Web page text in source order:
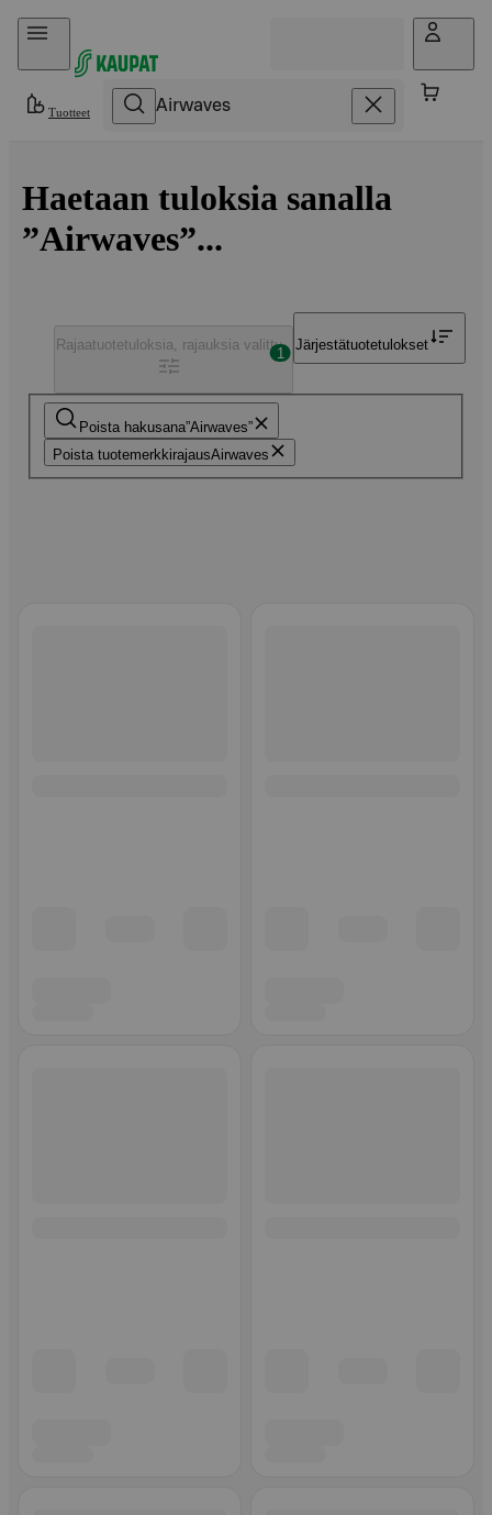
Hyppää sisältöön
Tuotteet
Haetaan tuloksia sanalla
”Airwaves”...
Poista hakusana Airwaves
Poista tuotemerkkirajausAirwaves
Rajaatuotetuloksia, rajauksia valittu
1
Järjestätuotetulokset